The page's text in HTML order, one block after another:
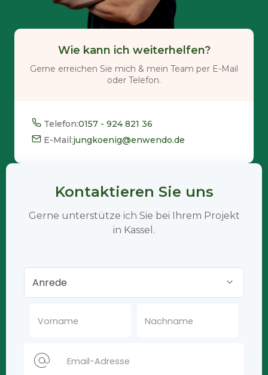
Wie kann ich weiterhelfen?
Gerne erreichen Sie mich & mein Team per E-Mail
oder Telefon.
Telefon:0157 - 924 821 36
E-Mail:jungkoenig@enwendo.de
Kontaktieren Sie uns
Gerne unterstütze ich Sie bei Ihrem Projekt
in Kassel.